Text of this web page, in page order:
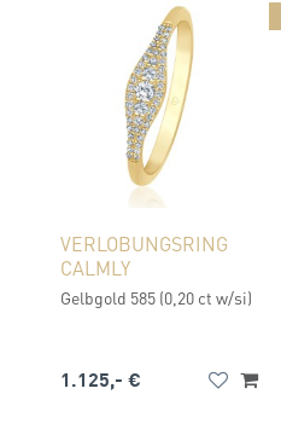
VERLOBUNGSRING
CALMLY
Gelbgold 585 (0,20 ct w/si)
1.125,- €